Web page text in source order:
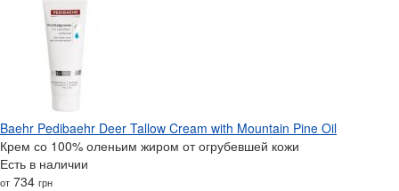
Baehr Pedibaehr Deer Tallow Cream with Mountain Pine Oil
Крем со 100% оленьим жиром от огрубевшей кожи
Есть в наличии
от 734 грн